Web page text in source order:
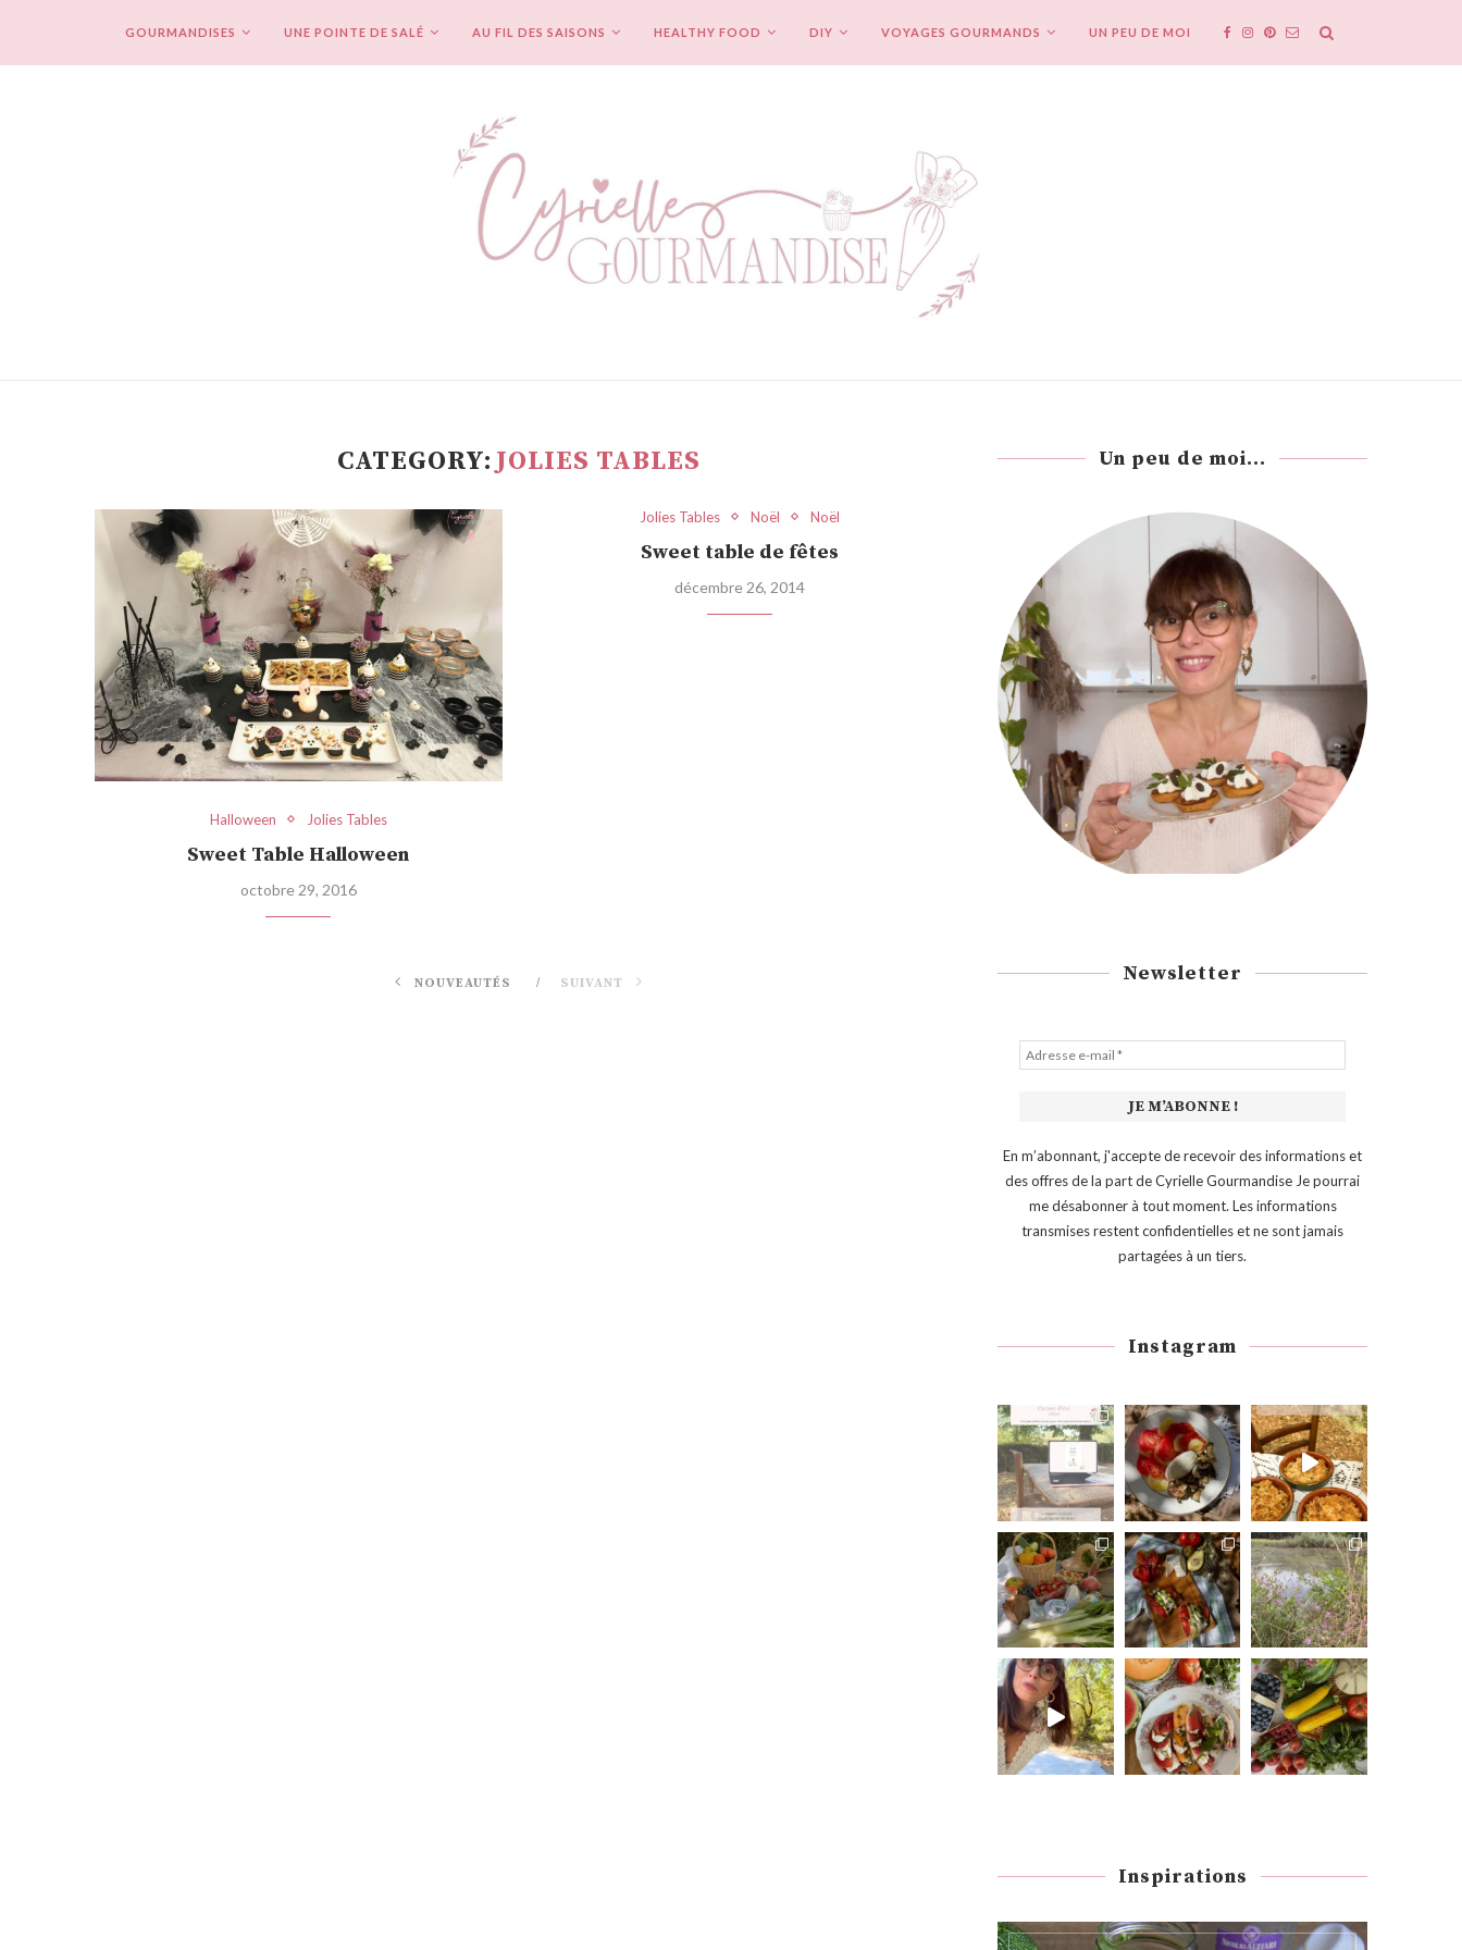
GOURMANDISES UNE POINTE DE SALÉ AU FIL DES SAISONS HEALTHY FOOD DIY VOYAGES GOURMANDS UN PEU DE MOI
CATEGORY: JOLIES TABLES
Halloween Jolies Tables
Sweet Table Halloween
octobre 29, 2016
Jolies Tables Noël Noël
Sweet table de fêtes
décembre 26, 2014
NOUVEAUTÉS SUIVANT
Un peu de moi...
Newsletter
En m’abonnant, j'accepte de recevoir des informations et
des offres de la part de Cyrielle Gourmandise Je pourrai
me désabonner à tout moment. Les informations
transmises restent confidentielles et ne sont jamais
partagées à un tiers.
Instagram
Inspirations